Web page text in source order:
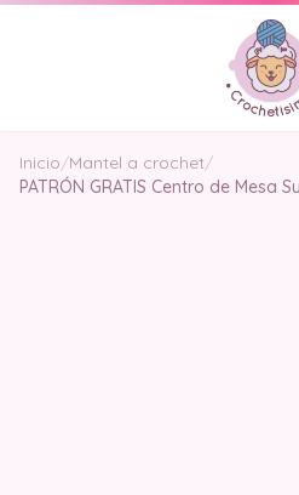
Inicio/Mantel a crochet/
PATRÓN GRATIS Centro de Mesa